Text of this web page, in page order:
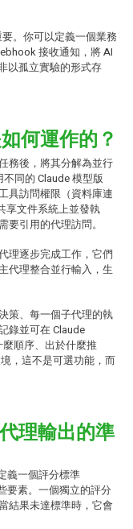
。你可以定義一個業務
接收通知，將 AI
以孤立實驗的形式存
何運作的？
務後，將其分解為並行
同的 Claude 模型版
具訪問權限（資料庫連
享文件系統上並發執
引用的代理訪問。
理逐步完成工作，它們
代理整合並行輸入，生
策、每一個子代理的執
錄並可在 Claude
順序、出於什麼推
，這不是可選功能，而
理輸出的準
義一個評分標準
要素。一個獨立的評分
結果未達標準時，它會